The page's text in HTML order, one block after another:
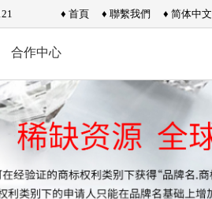
♦ 首頁 ♦ 聯繫我們 ♦ 简体中文
合作中心